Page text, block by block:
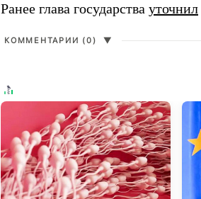
Ранее глава государства уточнил
КОММЕНТАРИИ (0) ▼